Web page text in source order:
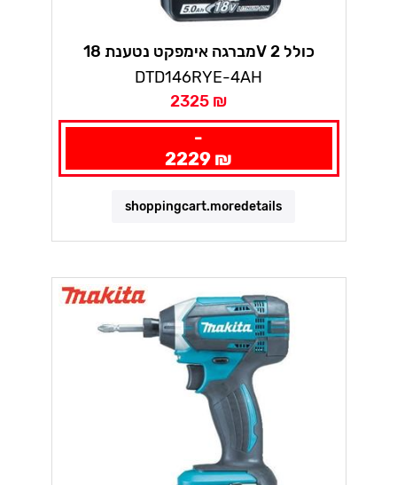
מברגה אימפקט נטענת 18V כולל 2
מקיטה
DTD146RYE-4AH
2325 ₪
-
2229 ₪
shoppingcart.moredetails